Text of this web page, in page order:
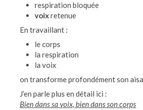
respiration bloquée
voixretenue
En travaillant :
le corps
la respiration
la voix
on transforme profondément son
J’en parle plus en détail ici :
Bien dans sa voix, bien dans son corps